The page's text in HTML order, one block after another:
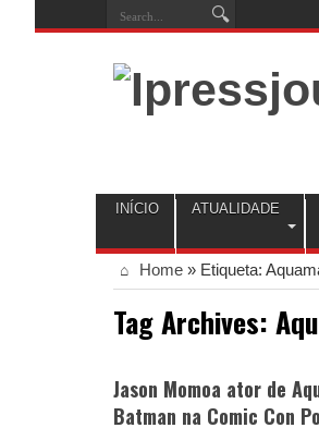
INÍCIO ATUALIDADE
Home » Etiqueta:
Tag Archives:
Jason Momoa ator de
Batman na Comic Con